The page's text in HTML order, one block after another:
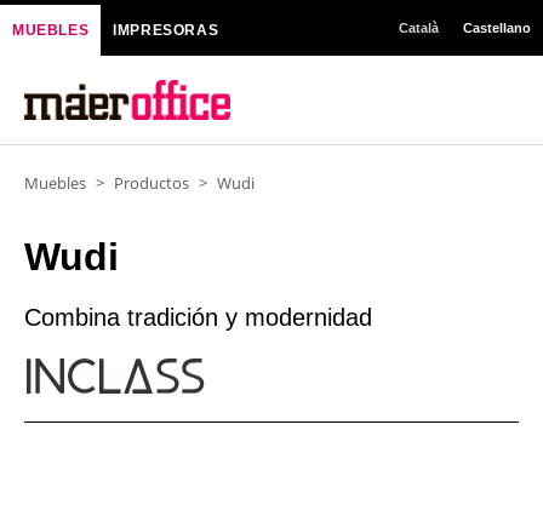
contenido
MUEBLES IMPRESORAS Català Castellano
Muebles > Productos > Wudi
Wudi
Combina tradición y modernidad